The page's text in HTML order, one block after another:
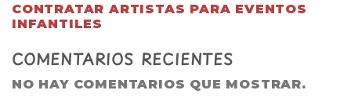
CONTRATAR ARTISTAS PARA EVENTOS
INFANTILES
COMENTARIOS RECIENTES
NO HAY COMENTARIOS QUE MOSTRAR.